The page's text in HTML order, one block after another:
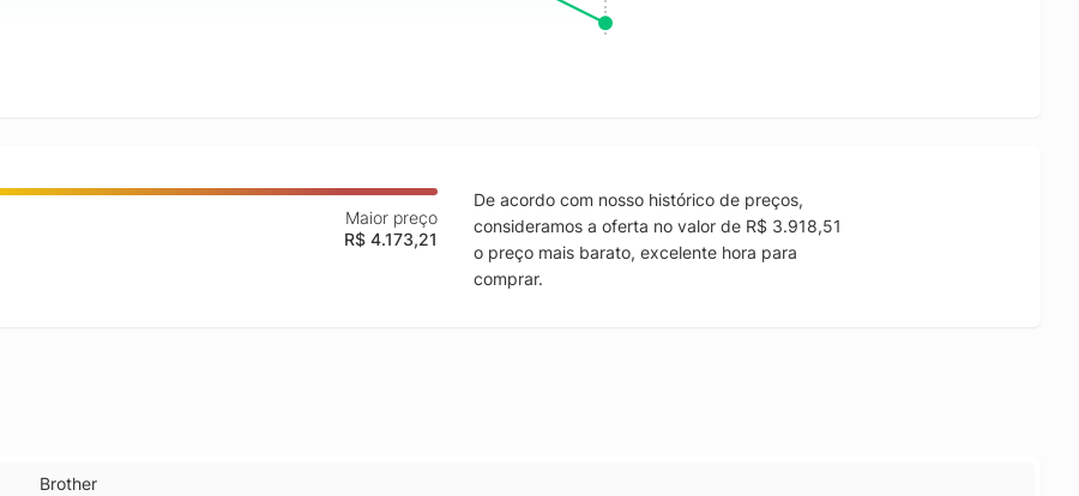
Maior preço
R$ 4.173,21
De acordo com nosso histórico de preços,
consideramos a oferta no valor de R$ 3.918,51
o preço mais barato, excelente hora para
comprar.
Brother